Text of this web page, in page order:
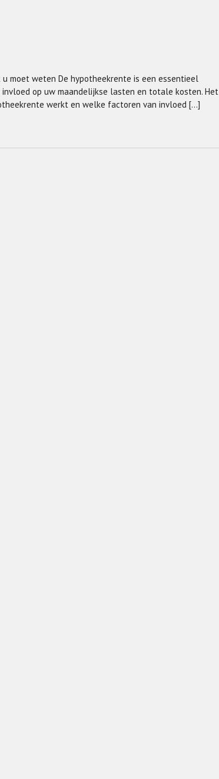
moet weten De hypotheekrente is een essentieel
op uw maandelijkse lasten en totale kosten. Het
werkt en welke factoren van invloed […]